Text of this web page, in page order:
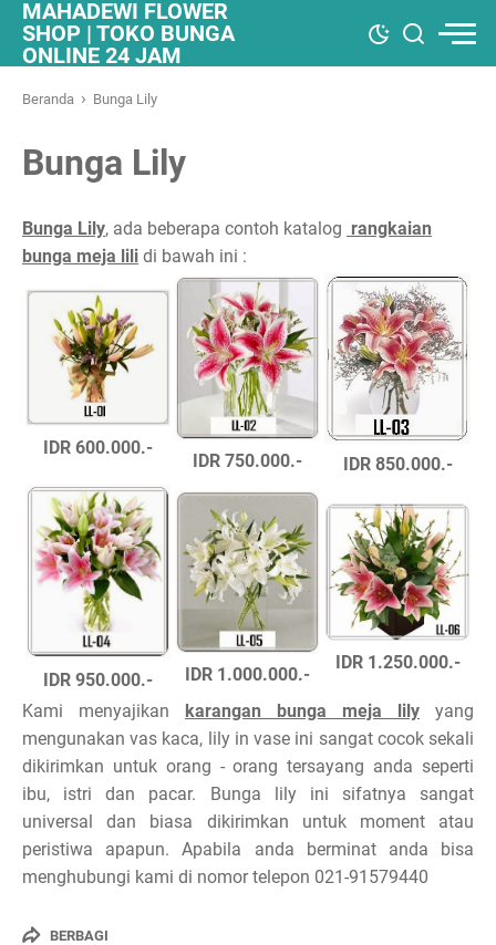
MAHADEWI FLOWER
SHOP | TOKO BUNGA
ONLINE 24 JAM
Beranda › Bunga Lily
Bunga Lily
Bunga Lily, ada beberapa contoh katalog rangkaian
bunga meja lili di bawah ini :
IDR 600.000.-
IDR 750.000.- IDR 850.000.-
IDR 950.000.- IDR 1.000.000.-
IDR 1.250.000.-
Kami menyajikan karangan bunga meja lily yang
mengunakan vas kaca, lily in vase ini sangat cocok sekali
dikirimkan untuk orang - orang tersayang anda seperti
ibu, istri dan pacar. Bunga lily ini sifatnya sangat
universal dan biasa dikirimkan untuk moment atau
peristiwa apapun. Apabila anda berminat anda bisa
menghubungi kami di nomor telepon 021-91579440
BERBAGI